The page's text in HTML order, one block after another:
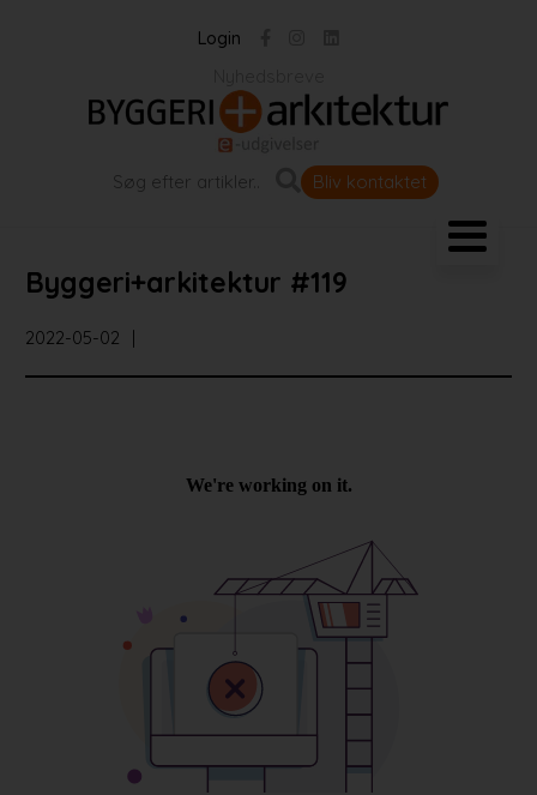
Login
Bliv kontaktet
Bygningen
Projekter
Byggeri+arkitektur #119
2022-05-02